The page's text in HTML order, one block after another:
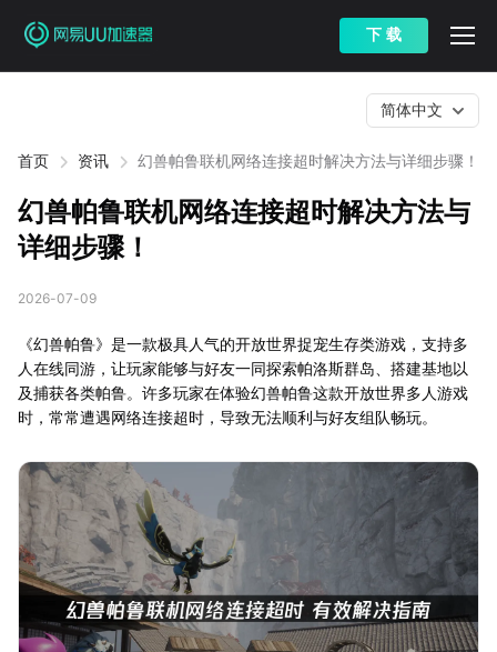
下 载
首页 资讯 幻兽帕鲁联机网络连接超时解决方法与详细步骤！
简体中文
幻兽帕鲁联机网络连接超时解决方法与
详细步骤！
2026-07-09
《幻兽帕鲁》是一款极具人气的开放世界捉宠生存类游戏，支持多
人在线同游，让玩家能够与好友一同探索帕洛斯群岛、搭建基地以
及捕获各类帕鲁。许多玩家在体验幻兽帕鲁这款开放世界多人游戏
时，常常遭遇网络连接超时，导致无法顺利与好友组队畅玩。